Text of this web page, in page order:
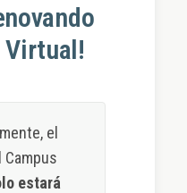
Virtual!
el
estará